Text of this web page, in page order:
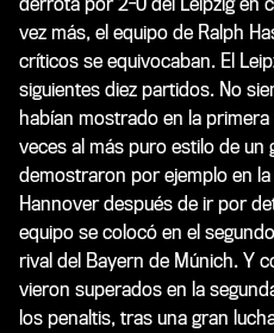
vez más, el equipo de Ralph
críticos se equivocaban. El
siguientes diez partidos. No
habían mostrado en la
veces al más puro estilo de un
demostraron por ejemplo en
Hannover después de ir por
equipo se colocó en el
rival del Bayern de Múnich. Y
vieron superados en la
los penaltis, tras una gran